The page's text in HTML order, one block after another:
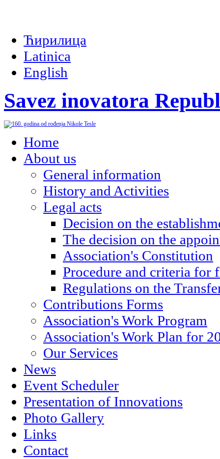
Ћирилица
Latinica
English
Savez inovatora
Home
About us
General information
History and Activities
Legal acts
Decision on the
The decision on the
Association's Constitution
Procedure and criteria for
Regulations on the
Contributions Forms
Association's Work Program
Association's Work Plan for
Our Services
News
Event Scheduler
Presentation of Innovations
Photo Gallery
Links
Contact